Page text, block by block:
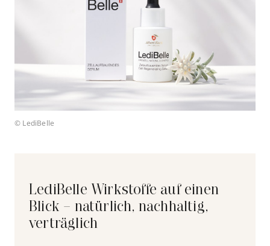
© LediBelle
LediBelle Wirkstoffe auf einen
Blick – natürlich, nachhaltig,
verträglich